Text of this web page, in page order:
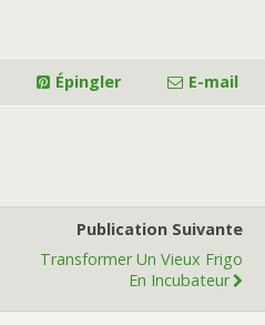
Épingler E-mail
Publication Suivante
Transformer Un Vieux Frigo
En Incubateur